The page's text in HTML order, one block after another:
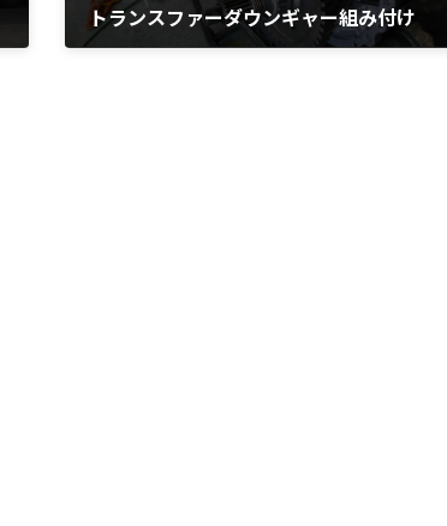
トランスファーダウンギャー組み付け